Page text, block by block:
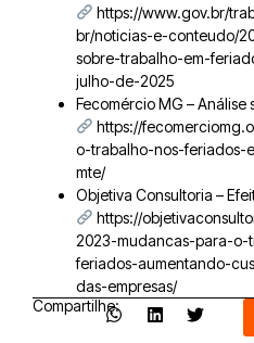
https://www.gov.br/
br/noticias-e-conteudo/
sobre-trabalho-em-
julho-de-2025
Fecomércio MG –
https://
o-trabalho-nos-feriados-
mte/
Objetiva Consultoria –
https://
2023-mudancas-para-
feriados-aumentando-
das-empresas/
Compartilhe: